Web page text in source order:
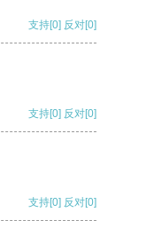
支持[0] 反对[0]
支持[0] 反对[0]
支持[0] 反对[0]